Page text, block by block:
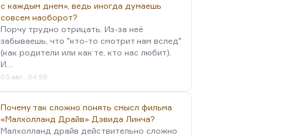
с каждым днем», ведь иногда думаешь
совсем наоборот?
Порчу трудно отрицать. Из-за неё
забываешь, что "кто-то смотрит нам вслед"
(как родители или как те, кто нас любит).
И…
03 авг., 04:58
Почему так сложно понять смысл фильма
«Малхолланд Драйв» Дэвида Линча?
Малхолланд драйв действительно сложно